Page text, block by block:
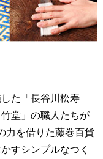
た「長谷川松寿
堂」の職人たちが
力を借りた藤巻百貨
すシンプルなつく